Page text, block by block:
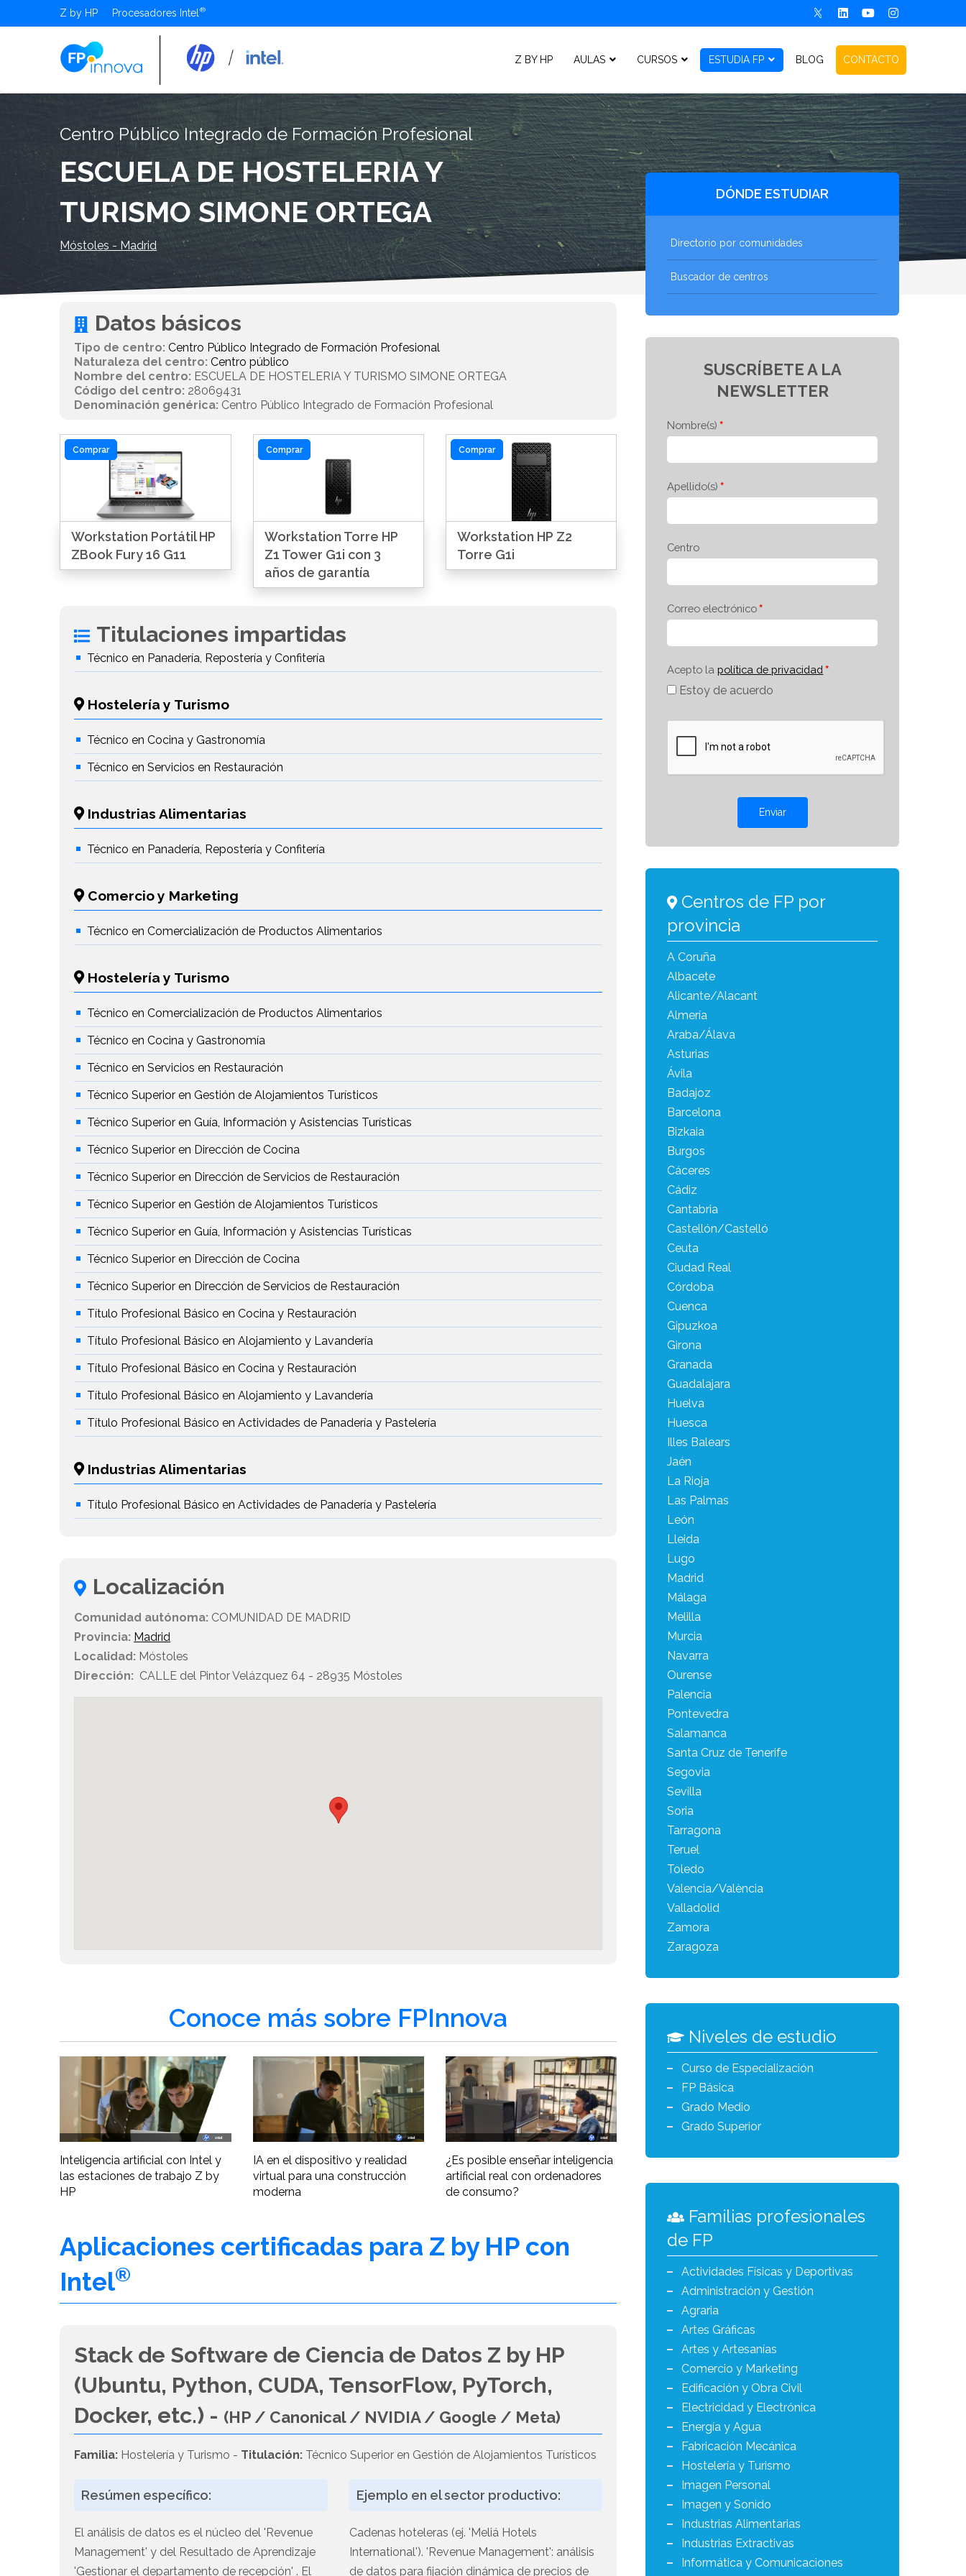
Z by HP Procesadores Intel
Z BY HP AULAS CURSOS ESTUDIA FP BLOG CONTACTO
Centro Público Integrado de Formación Profesional
ESCUELA DE HOSTELERIA Y
TURISMO SIMONE ORTEGA
Móstoles - Madrid
Datos básicos
Tipo de centro: Centro Público Integrado de Formación Profesional
Naturaleza del centro: Centro público
Nombre del centro: ESCUELA DE HOSTELERIA Y TURISMO SIMONE ORTEGA
Código del centro: 28069431
Denominación genérica: Centro Público Integrado de Formación Profesional
Comprar
Workstation Portátil HP
ZBook Fury 16 G11
Comprar
Workstation Torre HP
Z1 Tower G1i con 3
años de garantía
Comprar
Workstation HP Z2
Torre G1i
Titulaciones impartidas
Técnico en Panadería, Repostería y Confitería
Hostelería y Turismo
Técnico en Cocina y Gastronomía
Técnico en Servicios en Restauración
Industrias Alimentarias
Técnico en Panadería, Repostería y Confitería
Comercio y Marketing
Técnico en Comercialización de Productos Alimentarios
Hostelería y Turismo
Técnico en Comercialización de Productos Alimentarios
Técnico en Cocina y Gastronomía
Técnico en Servicios en Restauración
Técnico Superior en Gestión de Alojamientos Turísticos
Técnico Superior en Guía, Información y Asistencias Turísticas
Técnico Superior en Dirección de Cocina
Técnico Superior en Dirección de Servicios de Restauración
Técnico Superior en Gestión de Alojamientos Turísticos
Técnico Superior en Guía, Información y Asistencias Turísticas
Técnico Superior en Dirección de Cocina
Técnico Superior en Dirección de Servicios de Restauración
Título Profesional Básico en Cocina y Restauración
Título Profesional Básico en Alojamiento y Lavandería
Título Profesional Básico en Cocina y Restauración
Título Profesional Básico en Alojamiento y Lavandería
Título Profesional Básico en Actividades de Panadería y Pastelería
Industrias Alimentarias
Título Profesional Básico en Actividades de Panadería y Pastelería
Localización
Comunidad autónoma: COMUNIDAD DE MADRID
Provincia: Madrid
Localidad: Móstoles
Dirección: CALLE del Pintor Velázquez 64 - 28935 Móstoles
Conoce más sobre FPInnova
Inteligencia artificial con Intel y
las estaciones de trabajo Z by
HP
IA en el dispositivo y realidad
virtual para una construcción
moderna
¿Es posible enseñar inteligencia
artificial real con ordenadores
de consumo?
Aplicaciones certificadas para Z by HP con
Intel®
Stack de Software de Ciencia de Datos Z by HP
(Ubuntu, Python, CUDA, TensorFlow, PyTorch,
Docker, etc.) - (HP / Canonical / NVIDIA / Google / Meta)
Familia: Hostelería y Turismo - Titulación: Técnico Superior en Gestión de Alojamientos Turísticos
Resúmen específico:
El análisis de datos es el núcleo del 'Revenue
Management' y del Resultado de Aprendizaje
'Gestionar el departamento de recepción' . El
Ejemplo en el sector productivo:
Cadenas hoteleras (ej. 'Meliá Hotels
International'). 'Revenue Management': análisis
de datos para fijación dinámica de precios de
DÓNDE ESTUDIAR
Directorio por comunidades
Buscador de centros
SUSCRÍBETE A LA
NEWSLETTER
Nombre(s)
Apellido(s)
Centro
Correo electrónico
Acepto la política de privacidad
Estoy de acuerdo
Enviar
Centros de FP por
provincia
A Coruña
Albacete
Alicante/Alacant
Almería
Araba/Álava
Asturias
Ávila
Badajoz
Barcelona
Bizkaia
Burgos
Cáceres
Cádiz
Cantabria
Castellón/Castelló
Ceuta
Ciudad Real
Córdoba
Cuenca
Gipuzkoa
Girona
Granada
Guadalajara
Huelva
Huesca
Illes Balears
Jaén
La Rioja
Las Palmas
León
Lleida
Lugo
Madrid
Málaga
Melilla
Murcia
Navarra
Ourense
Palencia
Pontevedra
Salamanca
Santa Cruz de Tenerife
Segovia
Sevilla
Soria
Tarragona
Teruel
Toledo
Valencia/València
Valladolid
Zamora
Zaragoza
Niveles de estudio
Curso de Especialización
FP Básica
Grado Medio
Grado Superior
Familias profesionales
de FP
Actividades Físicas y Deportivas
Administración y Gestión
Agraria
Artes Gráficas
Artes y Artesanías
Comercio y Marketing
Edificación y Obra Civil
Electricidad y Electrónica
Energía y Agua
Fabricación Mecánica
Hostelería y Turismo
Imagen Personal
Imagen y Sonido
Industrias Alimentarias
Industrias Extractivas
Informática y Comunicaciones